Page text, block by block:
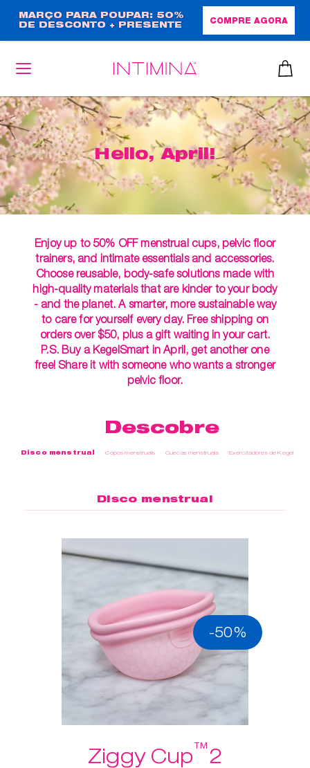
para
o
conteúdo
principal
MARÇO PARA POUPAR: 50%
DE DESCONTO + PRESENTE
COMPRE AGORA
Hello, April!
Enjoy up to 50% OFF menstrual cups, pelvic floor
trainers, and intimate essentials and accessories.
Choose reusable, body-safe solutions made with
high-quality materials that are kinder to your body
- and the planet. A smarter, more sustainable way
to care for yourself every day. Free shipping on
orders over $50, plus a gift waiting in your cart.
P.S. Buy a KegelSmart in April, get another one
free! Share it with someone who wants a stronger
pelvic floor.
Descobre
Disco menstrual Copos menstruais Cuecas menstruais Exercitadores de Kegel
Disco menstrual
-50%
Ziggy Cup™2